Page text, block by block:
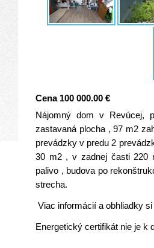
Cena 100 000.00 €
Nájomný dom v
zastavaná plocha , 97 m2
prevádzky v predu 2
30 m2 , v zadnej časti 220
palivo , budova po
strecha.
Viac informácií a obhliadky
Energetický certifikát nie je k